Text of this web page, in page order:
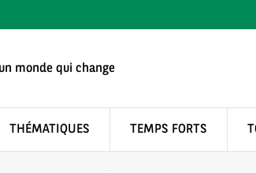
monde qui change
THÉMATIQUES TEMPS FORTS